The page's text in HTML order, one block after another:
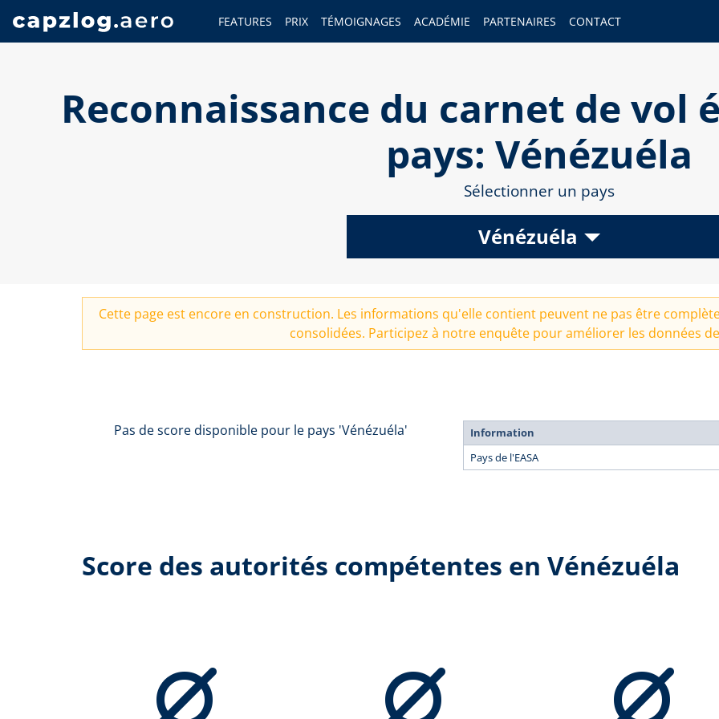
FEATURES PRIX TÉMOIGNAGES ACADÉMIE PARTENAIRES CONTACT
Reconnaissance du carnet de vol
pays: Vénézuéla
Sélectionner un pays
Vénézuéla
Cette page est encore en construction. Les informations qu'elle contient peuvent ne pas être
consolidées. Participez à notre enquêtepour améliorer les données
Pas de score disponible pour le pays 'Vénézuéla'
Information
Pays de l'EASA
Score des autorités compétentes en Vénézuéla